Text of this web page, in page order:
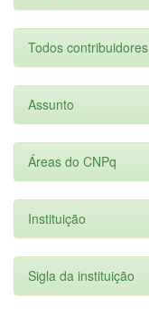
Todos contribuidores
Assunto
Áreas do CNPq
Instituição
Sigla da instituição